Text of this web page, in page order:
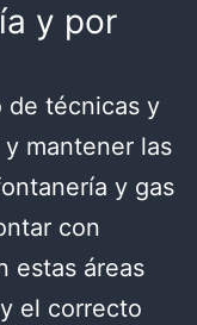
y por
de técnicas y
mantener las
y gas
con
estas áreas
el correcto